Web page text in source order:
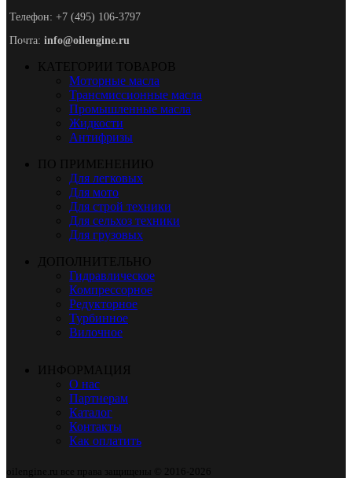
Телефон: +7 (495) 106-3797
Почта: info@oilengine.ru
КАТЕГОРИИ ТОВАРОВ
Моторные масла
Трансмиссионные масла
Промышленные масла
Жидкости
Антифризы
ПО ПРИМЕНЕНИЮ
Для легковых
Для мото
Для строй техники
Для сельхоз техники
Для грузовых
ДОПОЛНИТЕЛЬНО
Гидравлическое
Компрессорное
Редукторное
Турбинное
Вилочное
ИНФОРМАЦИЯ
О нас
Партнерам
Каталог
Контакты
Как оплатить
oilengine.ru все права защищены © 2016-2026